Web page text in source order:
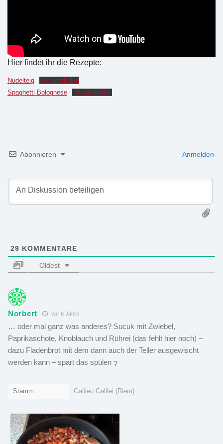
Hier findet ihr die Rezepte:
Nudelteig
Herunterladen
Spaghetti Bolognese
Herunterladen
Abonnieren Anmelden
29 KOMMENTARE
Oldest
Norbert vor 6 Jahre
… oder mal ganz was anderes? Sucuk mit Zwiebel,
Paprikaschote, Knoblauch und Rührei (das fehlt hier noch) –
dazu Fladenbrot mit dem dann auch der Teller ausgewischt
werden kann – spart das spülen ?
Stamm Galileo Galilei (Riem)